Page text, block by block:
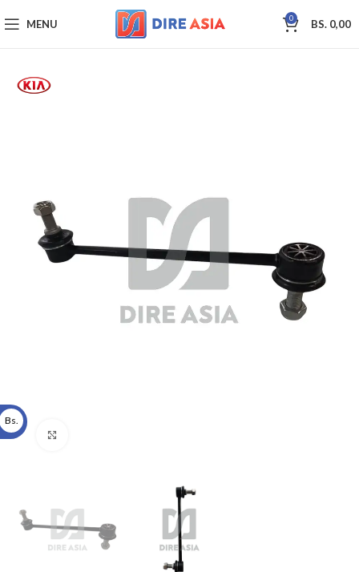
MENU 0 BS. 0,00
Bs.